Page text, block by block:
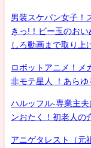
男装スケバン女子！
きっ!！ビー玉のお
しろ動画まで取り上
ロボットアニメ！メ
非モテ星人 ！あらゆ
ハルッフル-専業主
ンおたく！初老人の
アニゲタレスト（